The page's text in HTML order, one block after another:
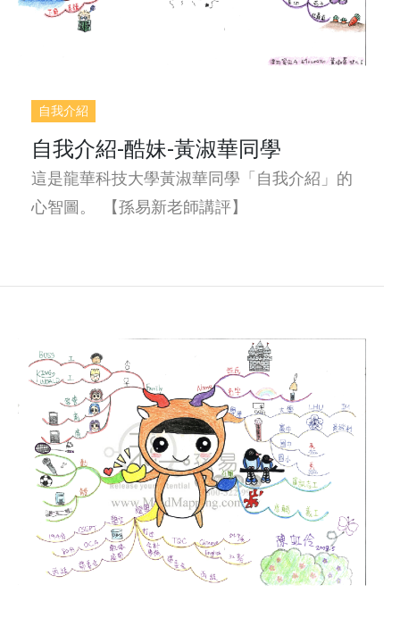
自我介紹
自我介紹-酷妹-黃淑華同學
這是龍華科技大學黃淑華同學「自我介紹」的
心智圖。 【孫易新老師講評】